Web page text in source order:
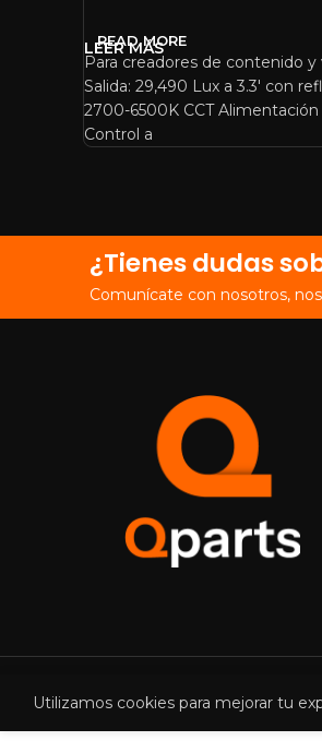
READ MORE
Para creadores de contenido
Salida: 29,490 Lux a 3.3′ con
2700-6500K CCT Alimentación
Control a
¿Tienes dudas
Comunícate con nosotros,
Utilizamos cookies para mejorar tu